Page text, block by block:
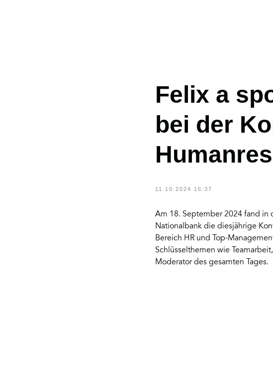
Felix a
bei der
11.10.2024 16:37
Am 18. September 2024 fand in
Nationalbank die diesjährige
Bereich HR und Top-
Schlüsselthemen wie
Moderator des gesamten Tages.